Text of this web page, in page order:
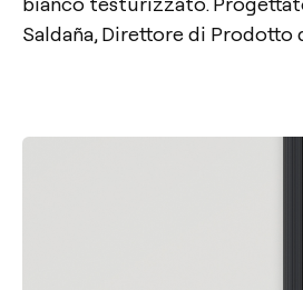
Saldaña, Direttore di Prodotto